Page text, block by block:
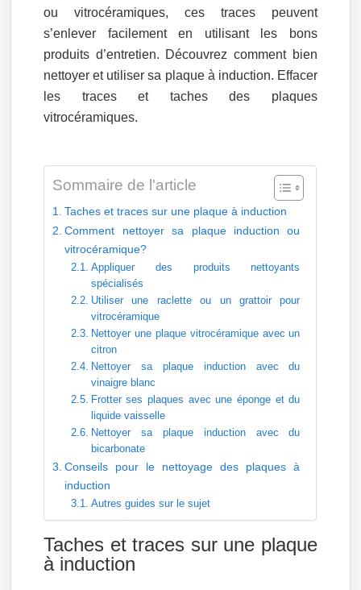
ou vitrocéramiques, ces traces peuvent
s’enlever facilement en utilisant les bons
produits d’entretien. Découvrez comment bien
nettoyer et utiliser sa plaque à induction. Effacer
les traces et taches des plaques
vitrocéramiques.
Sommaire de l'article
Taches et traces sur une plaque à induction
Comment nettoyer sa plaque induction ou
vitrocéramique?
Appliquer des produits nettoyants
spécialisés
Utiliser une raclette ou un grattoir pour
vitrocéramique
Nettoyer une plaque vitrocéramique avec un
citron
Nettoyer sa plaque induction avec du
vinaigre blanc
Frotter ses plaques avec une éponge et du
liquide vaisselle
Nettoyer sa plaque induction avec du
bicarbonate
Conseils pour le nettoyage des plaques à
induction
Autres guides sur le sujet
Taches et traces sur une plaque
à induction